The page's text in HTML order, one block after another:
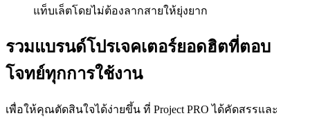
แท็บเล็ตโดยไม่ต้องลากสายให้ยุ่งยาก
รวมแบรนด์โปรเจคเตอร์ยอดฮิตที่ตอบ
โจทย์ทุกการใช้งาน
เพื่อให้คุณตัดสินใจได้ง่ายขึ้น ที่ Project PRO ได้คัดสรรและ